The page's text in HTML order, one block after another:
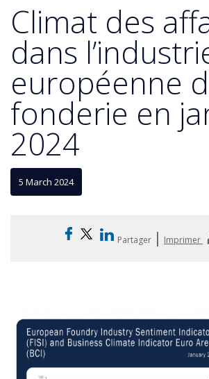
Climat des
dans
européenne
fonderie en
2024
5 March 2024
Partager | Imprimer